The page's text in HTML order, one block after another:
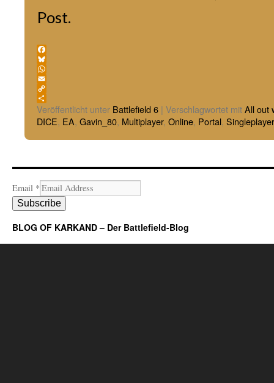
Post.
Facebook
Bluesky
WhatsApp
Email
Copy
Link
Teilen
Veröffentlicht unter Battlefield 6 | Verschlagwortet mitAll out
DICE, EA, Gavin_80, Multiplayer, Online, Portal, Singleplayer
Email *
Subscribe
BLOG OF KARKAND – Der Battlefield-Blog